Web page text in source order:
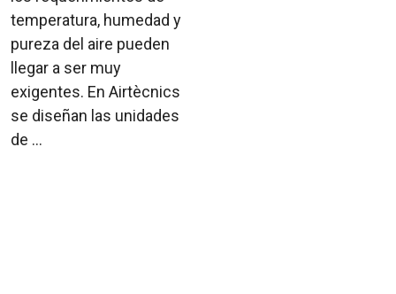
temperatura, humedad y
pureza del aire pueden
llegar a ser muy
exigentes. En Airtècnics
se diseñan las unidades
de ...